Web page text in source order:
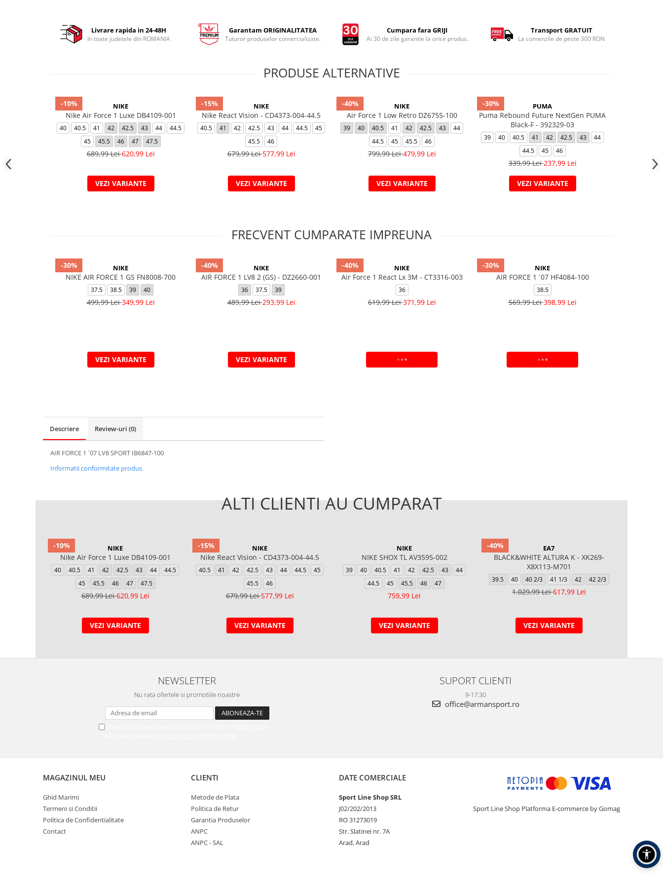
Livrare rapida in 24-48H
In toate judetele din ROMANIA
Garantam ORIGINALITATEA
Tuturor produselor comercializate.
Cumpara fara GRIJI
Ai 30 de zile garantie la orice produs.
Transport GRATUIT
La comenzile de peste 300 RON
PRODUSE ALTERNATIVE
-10% NIKE
Nike Air Force 1 Luxe DB4109-001
40 40.5 41 42 42.5 43 44
44.5
45
45.5 46 47 47.5
689,99 Lei620,99 Lei
VEZI VARIANTE
-15% NIKE
Nike React Vision - CD4373-004-44.5
40.5 41 42 42.5 43 44 44.5
45
45.5
46
679,99 Lei577,99 Lei
VEZI VARIANTE
-40% NIKE
Air Force 1 Low Retro DZ6755-100
39 40 40.5 41 42 42.5 43
44
44.5
45 45.5 46
799,99 Lei479,99 Lei
VEZI VARIANTE
-30% PUMA
Puma Rebound Future NextGen PUMA
Black-F - 392329-03
39 40 40.5 41 42 42.5 43
44
44.5
45 46
339,99 Lei237,99 Lei
VEZI VARIANTE
FRECVENT CUMPARATE IMPREUNA
-30% NIKE
NIKE AIR FORCE 1 GS FN8008-700
37.5 38.5 39 40
499,99 Lei349,99 Lei
VEZI VARIANTE
-40% NIKE
AIR FORCE 1 LV8 2 (GS) - DZ2660-001
36 37.5 39
489,99 Lei293,99 Lei
VEZI VARIANTE
-40% NIKE
Air Force 1 React Lx 3M - CT3316-003
36
619,99 Lei371,99 Lei
ADAUGA IN COS
-30% NIKE
AIR FORCE 1 `07 HF4084-100
38.5
569,99 Lei398,99 Lei
ADAUGA IN COS
Descriere Review-uri (0)
AIR FORCE 1 `07 LV8 SPORT IB6847-100
Informatii conformitate produs
ALTI CLIENTI AU CUMPARAT
-10% NIKE
Nike Air Force 1 Luxe DB4109-001
40 40.5 41 42 42.5 43 44
44.5
45
45.5 46 47 47.5
689,99 Lei620,99 Lei
VEZI VARIANTE
-15% NIKE
Nike React Vision - CD4373-004-44.5
40.5 41 42 42.5 43 44 44.5
45
45.5
46
679,99 Lei577,99 Lei
VEZI VARIANTE
NIKE
NIKE SHOX TL AV3595-002
39 40 40.5 41 42 42.5 43
44
44.5
45 45.5 46 47
759,99 Lei
VEZI VARIANTE
-40% EA7
BLACK&WHITE ALTURA K - XK269-
X8X113-M701
39.5 40 40 2/3 41 1/3 42 42 2/3
1.029,99 Lei617,99 Lei
VEZI VARIANTE
NEWSLETTER
Nu rata ofertele si promotiile noastre
Vreau sa primesc newsletter cu promotiile magazinului.
SUPORT CLIENTI
9-17:30
office@armansport.ro
MAGAZINUL MEU
Ghid Marimi
Termeni si Conditii
Politica de Confidentialitate
Contact
CLIENTI
Metode de Plata
Politica de Retur
Garantia Produselor
ANPC
ANPC - SAL
DATE COMERCIALE
Sport Line Shop SRL
J02/202/2013
RO 31273019
Str. Slatinei nr. 7A
Arad, Arad
Sport Line Shop Platforma E-commerce by Gomag